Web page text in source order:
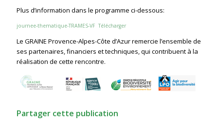
Plus d’information dans le programme ci-dessous:
journee-thematique-TRAMES-VF Télécharger
Le GRAINE Provence-Alpes-Côte d’Azur remercie l’ensemble de
ses partenaires, financiers et techniques, qui contribuent à la
réalisation de cette rencontre.
Partager cette publication